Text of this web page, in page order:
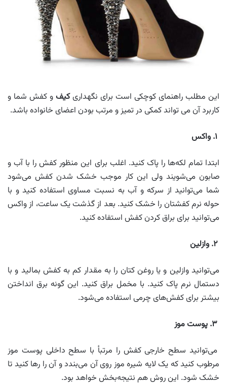
این مطلب راهنمای کوچکی است برای نگهداری کیف و کفش شما و
کاربرد آن می تواند کمکی در تمیز و مرتب بودن اعضای خانواده باشد.
ابتدا تمام لکه‌ها را پاک کنید. اغلب برای این منظور کفش را با آب و
صابون می‌شویند ولی این کار موجب خشک شدن کفش می‌شود
شما می‌توانید از سرکه و آب به نسبت مساوی استفاده کنید و با
حوله نرم کفشتان را خشک کنید. بعد از گذشت یک ساعت، از واکس
می‌توانید برای براق کردن کفش استفاده کنید.
۲. وازلین
می‌توانید وازلین و یا روغن کتان را به مقدار کم به کفش بمالید و با
دستمال نرم پاک کنید. با مخمل براق کنید. این گونه برق انداختن
بیشتر برای کفش‌های چرمی استفاده می‌شود.
می‌توانید سطح خارجی کفش را مرتبأ با سطح داخلی پوست موز
مرطوب کنید که یک لایه شیره موز روی آن می‌بندد و آن را رها کنید تا
خشک شود. این روش هم نتیجه‌بخش خواهد بود.